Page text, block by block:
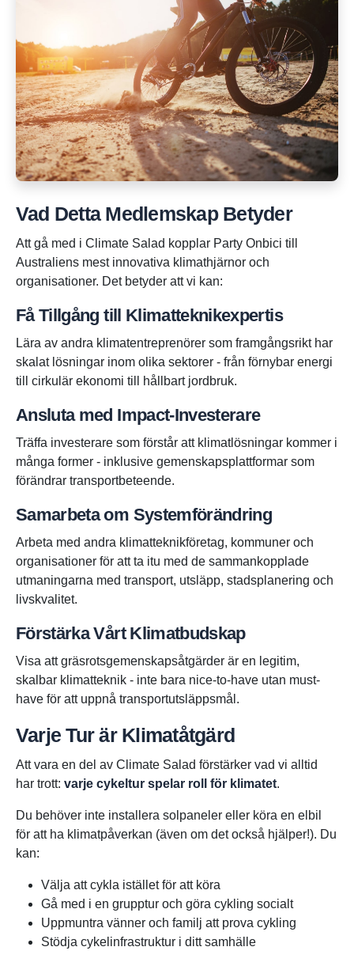
Vad Detta Medlemskap Betyder
Att gå med i Climate Salad kopplar Party Onbici till
Australiens mest innovativa klimathjärnor och
organisationer. Det betyder att vi kan:
Få Tillgång till Klimatteknikexpertis
Lära av andra klimatentreprenörer som framgångsrikt har
skalat lösningar inom olika sektorer - från förnybar energi
till cirkulär ekonomi till hållbart jordbruk.
Ansluta med Impact-Investerare
Träffa investerare som förstår att klimatlösningar kommer i
många former - inklusive gemenskapsplattformar som
förändrar transportbeteende.
Samarbeta om Systemförändring
Arbeta med andra klimatteknikföretag, kommuner och
organisationer för att ta itu med de sammankopplade
utmaningarna med transport, utsläpp, stadsplanering och
livskvalitet.
Förstärka Vårt Klimatbudskap
Visa att gräsrotsgemenskapsåtgärder är en legitim,
skalbar klimatteknik - inte bara nice-to-have utan must-
have för att uppnå transportutsläppsmål.
Varje Tur är Klimatåtgärd
Att vara en del av Climate Salad förstärker vad vi alltid
har trott: varje cykeltur spelar roll för klimatet.
Du behöver inte installera solpaneler eller köra en elbil
för att ha klimatpåverkan (även om det också hjälper!). Du
kan:
Välja att cykla istället för att köra
Gå med i en grupptur och göra cykling socialt
Uppmuntra vänner och familj att prova cykling
Stödja cykelinfrastruktur i ditt samhälle